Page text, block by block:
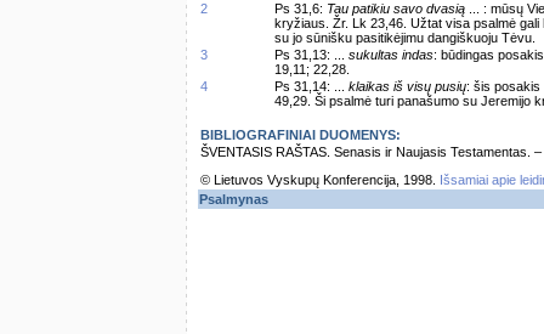
2
Ps 31,6: Tau patikiu savo dvasią ... : mūsų
kryžiaus. Žr. Lk 23,46. Užtat visa psalmė
su jo sūnišku pasitikėjimu dangiškuoju Tėvu.
3
Ps 31,13: ... sukultas indas: būdingas
19,11; 22,28.
4
Ps 31,14: ... klaikas iš visų pusių: šis posakis
49,29. Ši psalmė turi panašumo su Jeremijo
BIBLIOGRAFINIAI DUOMENYS:
ŠVENTASIS RAŠTAS. Senasis ir Naujasis Testamentas.
© Lietuvos Vyskupų Konferencija, 1998.
Išsamiai apie
Psalmynas